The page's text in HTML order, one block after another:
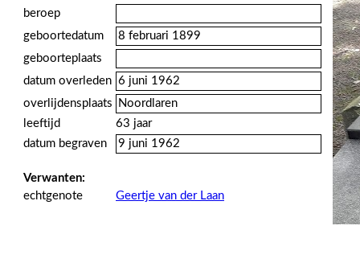
beroep
geboortedatum
geboorteplaats
datum overleden
overlijdensplaats
leeftijd
63 jaar
datum begraven
Verwanten:
echtgenote
Geertje van der Laan